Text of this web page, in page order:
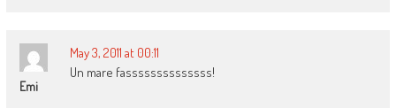
Emi
May 3, 2011 at 00:11
Un mare fassssssssssssss!